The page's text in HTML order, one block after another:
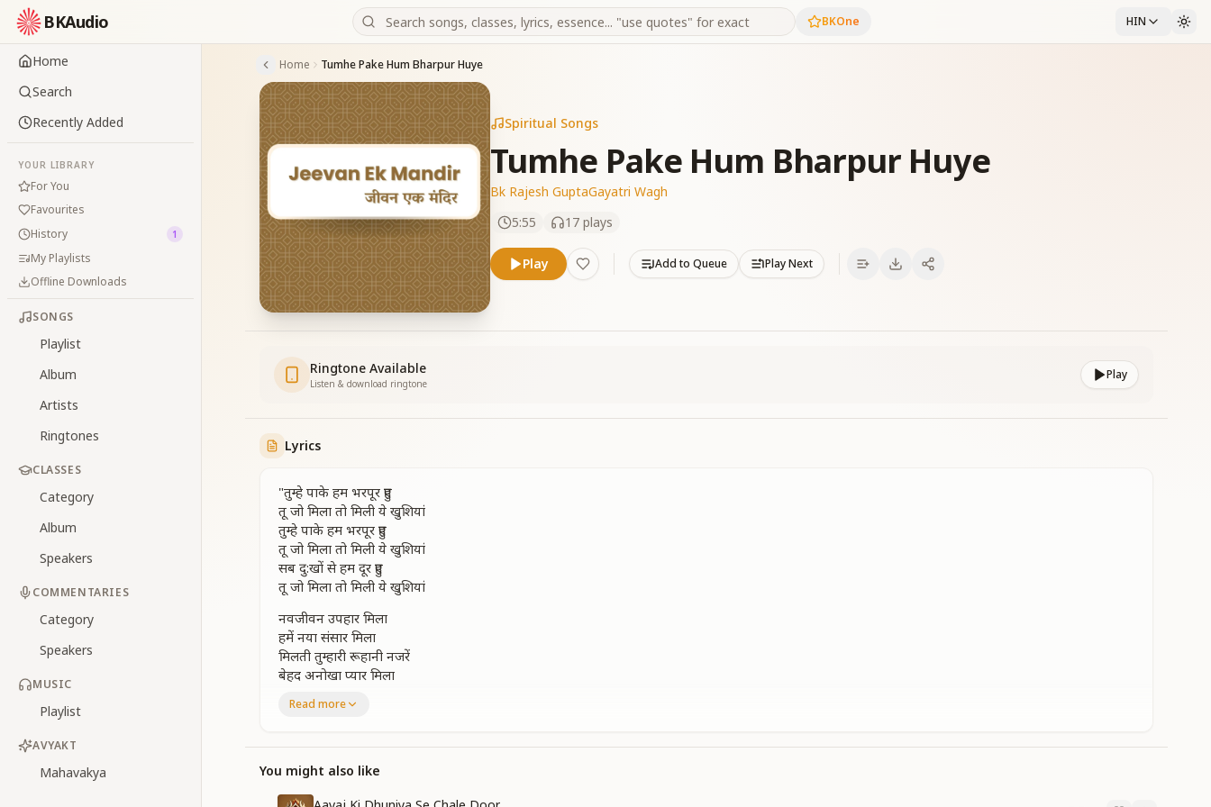
BKAudio BKOne HIN
Home
Search
Recently Added
YOUR LIBRARY
For You
Favourites
History
1
My Playlists
Offline Downloads
SONGS
Playlist
Album
Artists
Ringtones
CLASSES
Category
Album
Speakers
COMMENTARIES
Category
Speakers
MUSIC
Playlist
AVYAKT
Mahavakya
Home Tumhe Pake Hum Bharpur Huye
Spiritual Songs
Tumhe Pake Hum Bharpur Huye
Bk Rajesh GuptaGayatri Wagh
5:55
17 plays
Play Add to Queue Play Next
Ringtone Available
Listen & download ringtone
Play
Lyrics
"तुम्हे पाके हम भरपूर हुए
तू जो मिला तो मिली ये खुशियां
तुम्हे पाके हम भरपूर हुए
तू जो मिला तो मिली ये खुशियां
सब दु:खों से हम दूर हुए
तू जो मिला तो मिली ये खुशियां
नवजीवन उपहार मिला
हमें नया संसार मिला
मिलती तुम्हारी रूहानी नजरें
बेहद अनोखा प्यार मिला
हमें नया संसार मिला
बेहद अनोखा प्यार मिला
पलते तुम्हारी पनाह में
Read more
You might also like